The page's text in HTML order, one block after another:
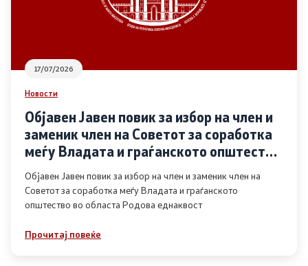
Дијалог меѓу Владата и граѓанскиот сектор
Отворени денови за иницијативи на граѓанските
организации
Финансиска поддршка
17/07/2026
Новости
Објавен Јавен повик за избор на член и
заменик член на Советот за соработка
меѓу Владата и граѓанското општество
во областа Родова еднаквост
Објавен Јавен повик за избор на член и заменик член на
Советот за соработка меѓу Владата и граѓанското
општество во областа Родова еднаквост
Прочитај повеќе